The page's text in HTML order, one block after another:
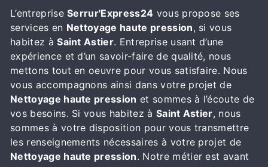
L’entrepriseSerrur'Express24 vous propose ses
services en Nettoyage haute pression, si vous
habitez àSaint Astier. Entreprise usant d’une
expérience et d’un savoir-faire de qualité, nous
mettons tout en oeuvre pour vous satisfaire. Nous
vous accompagnons ainsi dans votre projet de
Nettoyage haute pression et sommes à l’écoute de
vos besoins. Si vous habitez à Saint Astier, nous
sommes à votre disposition pour vous transmettre
les renseignements nécessaires à votre projet de
Nettoyage haute pression. Notre métier est avant